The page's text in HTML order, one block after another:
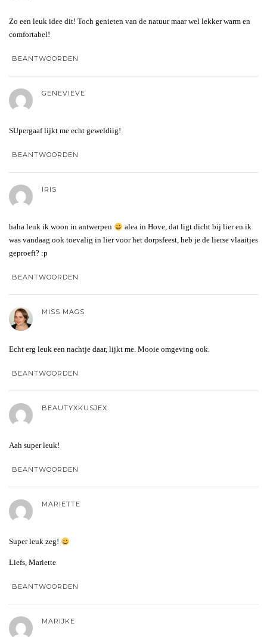
Zo een leuk idee dit! Toch genieten van de natuur maar wel lekker warm en
comfortabel!
BEANTWOORDEN
GENEVIEVE
SUpergaaf lijkt me echt geweldiig!
BEANTWOORDEN
IRIS
haha leuk ik woon in antwerpen
alea in Hove, dat ligt dicht bij lier en ik
was vandaag ook toevalig in lier voor het dorpsfeest, heb je de lierse vlaaitjes
geproeft? :p
BEANTWOORDEN
MISS MAGS
Echt erg leuk een nachtje daar, lijkt me. Mooie omgeving ook.
BEANTWOORDEN
BEAUTYXKUSJEX
Aah super leuk!
BEANTWOORDEN
MARIETTE
Super leuk zeg!
Liefs, Mariette
BEANTWOORDEN
MARIJKE